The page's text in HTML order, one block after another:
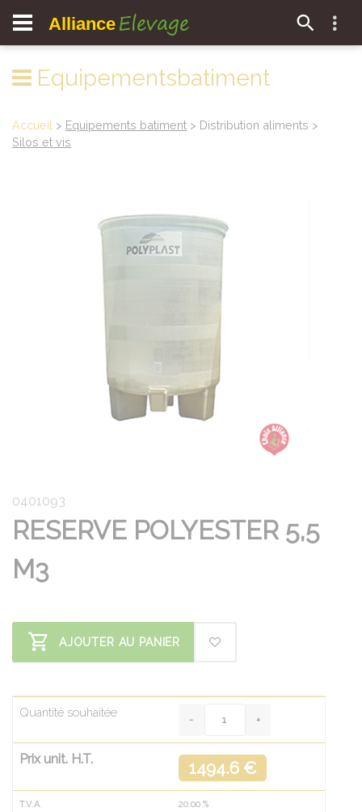
Alliance Elevage
Equipementsbatiment
Accueil > Equipements batiment > Distribution aliments >
Silos et vis
0401093
RESERVE POLYESTER 5,5
M3
AJOUTER AU PANIER
Quantité souhaitée
Prix unit. H.T. 1494.6 €
T.V.A. 20.00 %